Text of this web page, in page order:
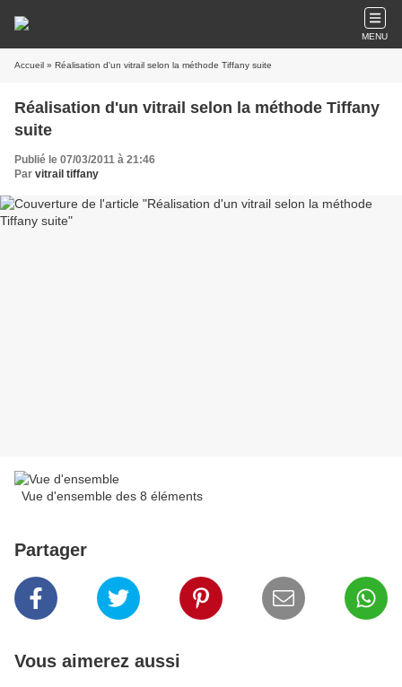
MENU
Accueil » Réalisation d'un vitrail selon la méthode Tiffany suite
Réalisation d'un vitrail selon la méthode Tiffany
suite
Publié le 07/03/2011 à 21:46
Par vitrail tiffany
Vue d'ensemble des 8 éléments
Partager
Vous aimerez aussi